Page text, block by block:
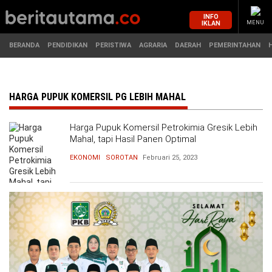
MASUK
BERANDA
PERISTIWA
AGRARIA
DAERAH
PEMERINTAHAN
PENDIDIKAN
HUKUM
EKONOMI
OLAHRAGA
PENDIDIKAN
INFO
IKLAN
MENU
BERANDA PENDIDIKAN PERISTIWA AGRARIA DAERAH PEMERINTAHAN
HARGA PUPUK KOMERSIL PG LEBIH MAHAL
Harga Pupuk Komersil Petrokimia Gresik Lebih
Mahal, tapi Hasil Panen Optimal
EKONOMI SOROTAN Februari 25, 2023